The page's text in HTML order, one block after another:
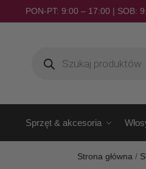
PON-PT: 9:00 – 17:00 | SOB:
Sprzęt & akcesoria
Strona główna /